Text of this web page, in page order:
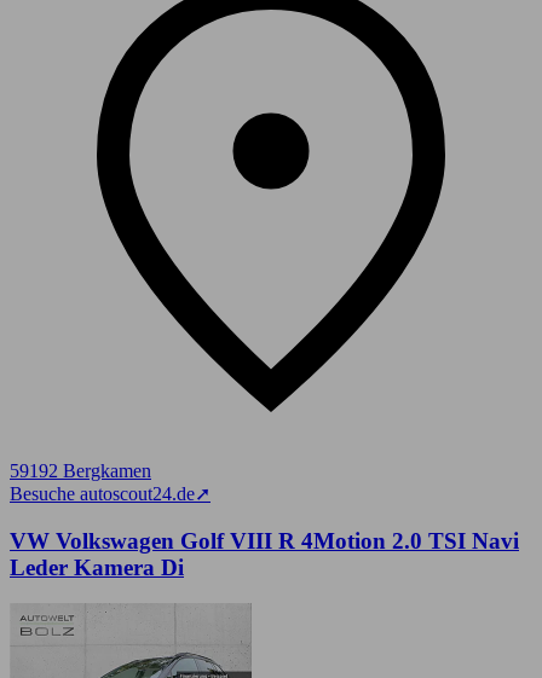
59192 Bergkamen
Besuche autoscout24.de➚
VW Volkswagen Golf VIII R 4Motion 2.0 TSI Navi
Leder Kamera Di